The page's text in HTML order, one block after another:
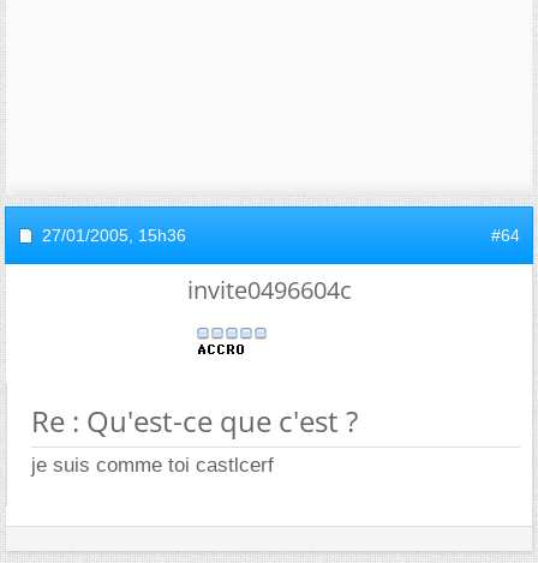
27/01/2005, 15h36 #64
invite0496604c
Re : Qu'est-ce que c'est ?
je suis comme toi castlcerf